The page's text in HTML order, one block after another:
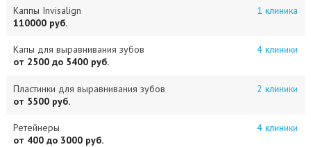
Каппы Invisalign
1 клиника
110000 руб.
Капы для выравнивания зубов
4 клиники
от 2500 до 5400 руб.
Пластинки для выравнивания зубов
2 клиники
от 5500 руб.
Ретейнеры
4 клиники
от 400 до 3000 руб.